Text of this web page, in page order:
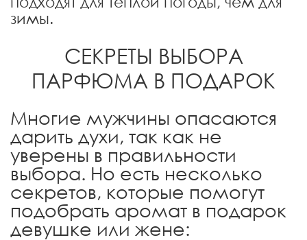
зимы.
СЕКРЕТЫ ВЫБОРА
ПАРФЮМА В ПОДАРОК
Многие мужчины опасаются
дарить духи, так как не
уверены в правильности
выбора. Но есть несколько
секретов, которые помогут
подобрать аромат в подарок
девушке или жене: